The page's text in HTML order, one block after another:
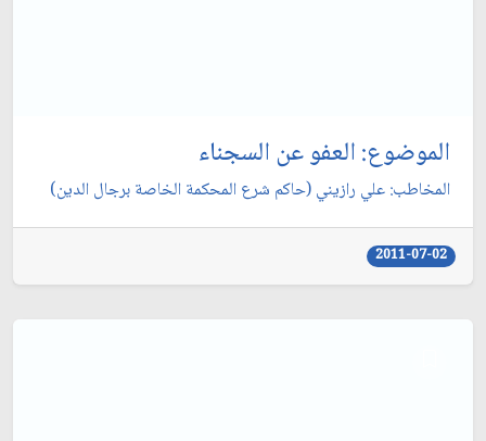
الموضوع: العفو عن السجناء
المخاطب: علي رازيني (حاكم شرع المحكمة الخاصة برجال الدين)
2011-07-02